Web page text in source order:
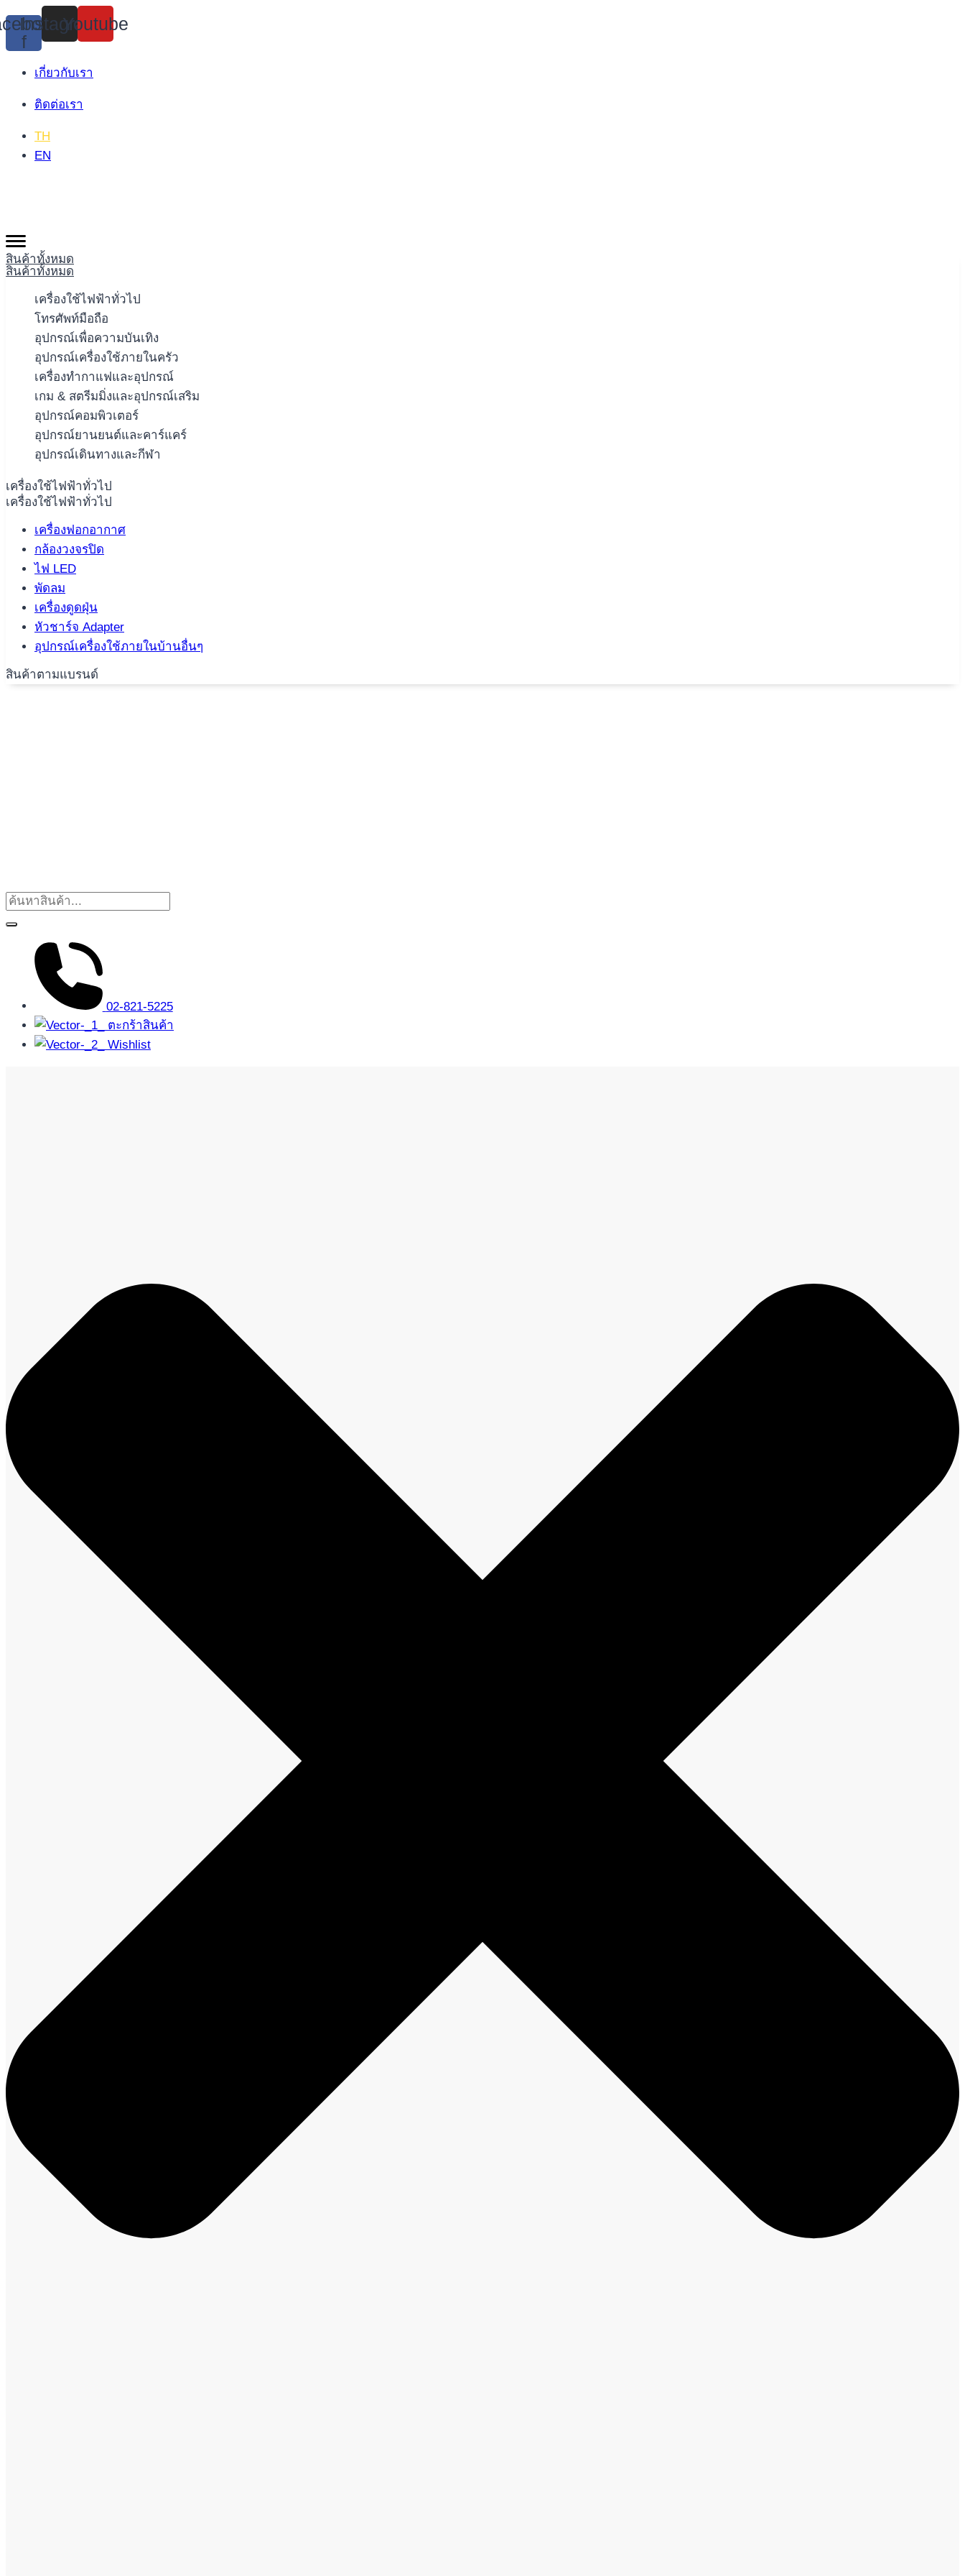
Skip
to
content
f
Instagram
Youtube
เกี่ยวกับเรา
ติดต่อเรา
TH
EN
สินค้าทั้งหมด
สินค้าทั้งหมด
เครื่องใช้ไฟฟ้าทั่วไป
โทรศัพท์มือถือ
อุปกรณ์เพื่อความบันเทิง
อุปกรณ์เครื่องใช้ภายในครัว
เครื่องทำกาแฟและอุปกรณ์
เกม & สตรีมมิ่งและอุปกรณ์เสริม
อุปกรณ์คอมพิวเตอร์
อุปกรณ์ยานยนต์และคาร์แคร์
อุปกรณ์เดินทางและกีฬา
เครื่องใช้ไฟฟ้าทั่วไป
เครื่องใช้ไฟฟ้าทั่วไป
เครื่องฟอกอากาศ
กล้องวงจรปิด
ไฟ LED
พัดลม
เครื่องดูดฝุ่น
หัวชาร์จ Adapter
อุปกรณ์เครื่องใช้ภายในบ้านอื่นๆ
สินค้าตามแบรนด์
02-821-5225
ตะกร้าสินค้า
Wishlist